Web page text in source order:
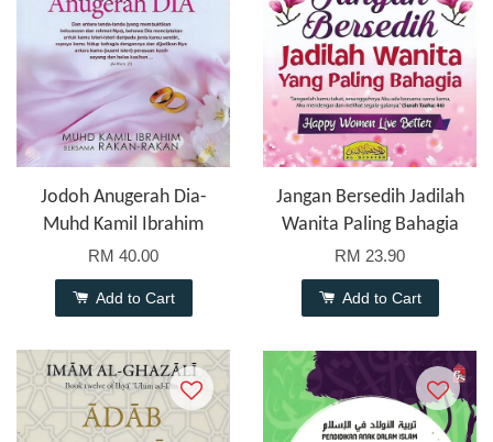
Jodoh Anugerah Dia-
Muhd Kamil Ibrahim
RM 40.00
Add to Cart
Jangan Bersedih Jadilah
Wanita Paling Bahagia
RM 23.90
Add to Cart